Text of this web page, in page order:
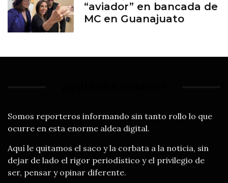
“aviador” en bancada de
MC en Guanajuato
Somos reporteros informando sin tanto rollo lo que
ocurre en esta enorme aldea digital.
Aquí le quitamos el saco y la corbata a la noticia, sin
dejar de lado el rigor periodístico y el privilegio de
ser, pensar y opinar diferente.